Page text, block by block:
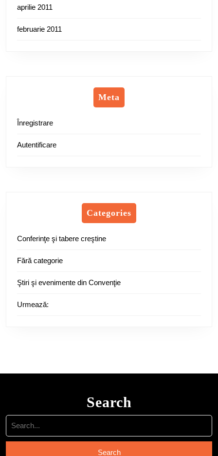
aprilie 2011
februarie 2011
Meta
Înregistrare
Autentificare
Categories
Conferinţe şi tabere creştine
Fără categorie
Ştiri şi evenimente din Convenţie
Urmează:
Search
Search
for: